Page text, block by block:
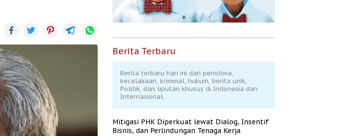
Berita Terbaru
Berita terbaru hari ini dari peristiwa,
kecelakaan, kriminal, hukum, berita unik,
Politik, dan liputan khusus di Indonesia dan
Internasional.
Mitigasi PHK Diperkuat lewat Dialog, Insentif
Bisnis, dan Perlindungan Tenaga Kerja